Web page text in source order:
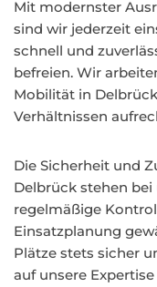
Mit modernster
sind wir jederzeit
schnell und
befreien. Wir
Mobilität in
Verhältnissen
Die Sicherheit und
Delbrück stehen bei
regelmäßige
Einsatzplanung
Plätze stets sicher
auf unsere